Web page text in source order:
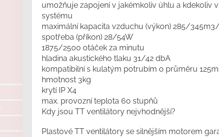
umožňuje zapojení v jakémkoliv úhlu a kdekoliv
systému
maximální kapacita vzduchu (výkon) 285/
spotřeba (příkon) 28/54W
1875/2500 otáček za minutu
hladina akustického tlaku 31/42 dbA
kompatibilní s kulatým potrubím o průměru
hmotnost 3kg
krytí IP X4
max. provozní teplota 60 stupňů
Kdy jsou TT ventilátory nejvhodnější?
Plastové TT ventilátory se silnějším motorem